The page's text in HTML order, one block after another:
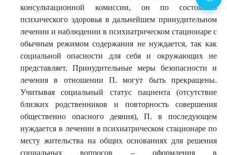
консультационной комиссии, он по состоянию
психического здоровья в дальнейшем принудительном
лечении и наблюдении в психиатрическом стационаре с
обычным режимом содержания не нуждается, так как
социальной опасности для себя и окружающих не
представляет. Принудительные меры безопасности и
лечения в отношении П. могут быть прекращены.
Учитывая социальный статус пациента (отсутствие
близких родственников и повторность совершения
общественно опасного деяния), П. в последующем
нуждается в лечении в психиатрическом стационаре по
месту жительства на общих основаниях для решения
социальных вопросов – оформления в